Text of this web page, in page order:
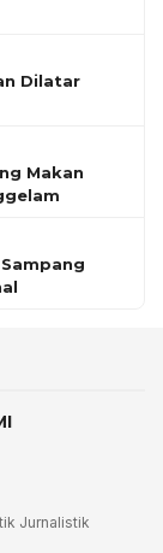
Dilatar
Makan
Jurnalistik